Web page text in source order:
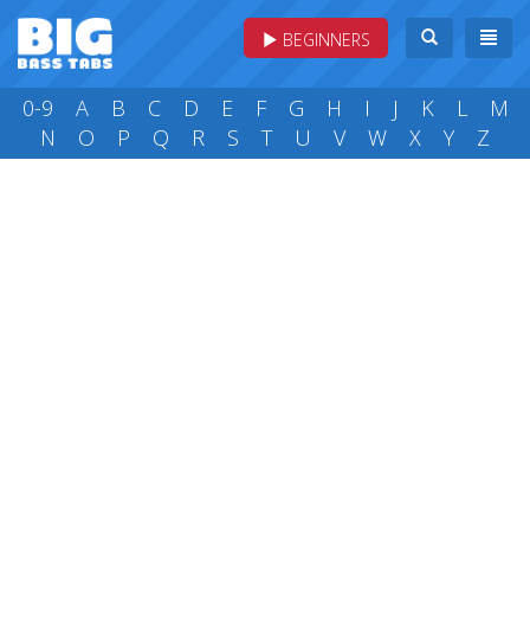
BEGINNERS
0-9 A B C D E F G H I J K L
M
N
O P Q R S T U V W X Y Z